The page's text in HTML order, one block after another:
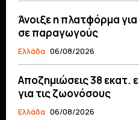
Άνοιξε η πλατφόρμα
σε παραγωγούς
Ελλάδα 06/08/2026
Αποζημιώσεις 38
για τις ζωονόσους
Ελλάδα 06/08/2026